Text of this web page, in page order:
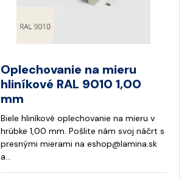
Oplechovanie na mieru
hliníkové RAL 9010 1,00
mm
Biele hliníkové oplechovanie na mieru v
hrúbke 1,00 mm. Pošlite nám svoj náčrt s
presnými mierami na eshop@lamina.sk
a…